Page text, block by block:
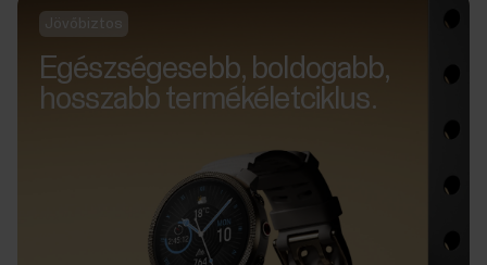
Jövőbiztos
Egészségesebb, boldogabb,
hosszabb termékéletciklus.